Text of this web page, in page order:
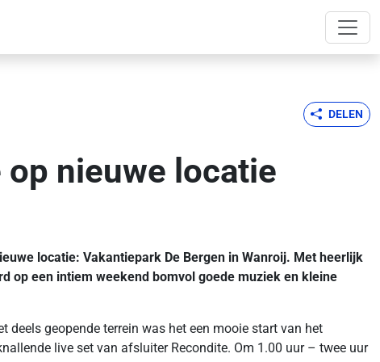
DELEN
nieuwe locatie
locatie: Vakantiepark De Bergen in Wanroij. Met heerlijk
op een intiem weekend bomvol goede muziek en kleine
deels geopende terrein was het een mooie start van het
live set van afsluiter Recondite. Om 1.00 uur – twee uur